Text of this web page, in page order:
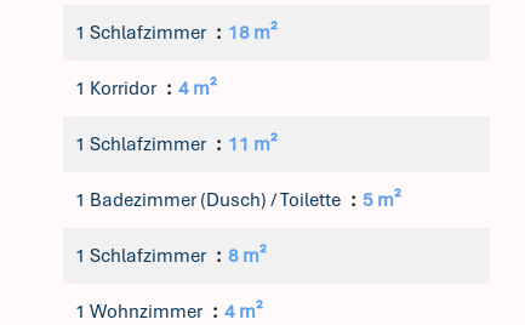
1 Schlafzimmer 18 m²
1 Korridor 4 m²
1 Schlafzimmer 11 m²
1 Badezimmer (Dusch) / Toilette 5 m²
1 Schlafzimmer 8 m²
1 Wohnzimmer 4 m²